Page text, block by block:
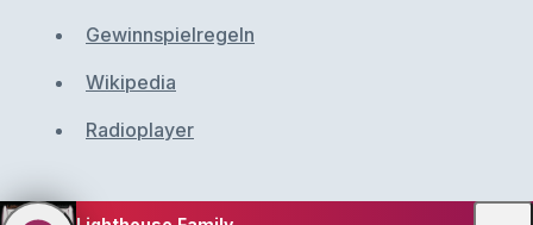
Gewinnspielregeln
Wikipedia
Radioplayer